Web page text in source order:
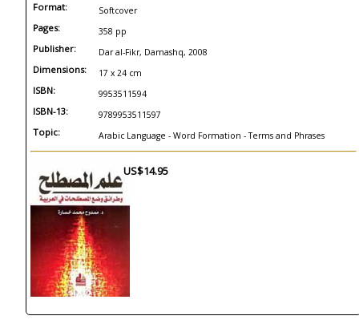
Format: Softcover
Pages: 358 pp
Publisher: Dar al-Fikr, Damashq, 2008
Dimensions: 17 x 24 cm
ISBN: 9953511594
ISBN-13: 9789953511597
Topic: Arabic Language - Word Formation - Terms and Phrases
US$14.95